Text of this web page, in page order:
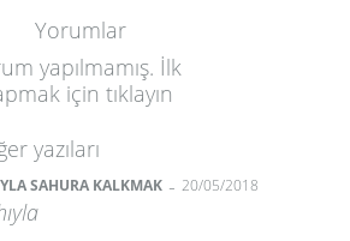
Yorumlar
yapılmamış. İlk
için tıklayın
yazıları
SAHURA KALKMAK - 20/05/2018